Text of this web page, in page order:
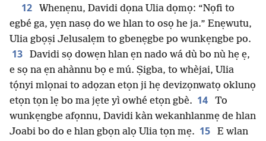
12
Whenẹnu, Davidi dọna Ulia dọmọ: “Nọfi to
egbé ga, yẹn nasọ do we hlan to osọ he ja.” Enẹwutu,
Ulia gbọṣi Jelusalẹm to gbenẹgbe po wunkẹngbe po.
13
Davidi sọ dowẹn hlan ẹn nado wá dù bo nù hẹ ẹ,
e sọ na ẹn ahànnu bọ e mú. Ṣigba, to whèjai, Ulia
tọ́nyi mlọnai to adọzan etọn ji hẹ devizọnwatọ oklunọ
etọn tọn lẹ bo ma jẹte yì owhé etọn gbè. 14
To
wunkẹngbe afọnnu, Davidi kàn wekanhlanmẹ de hlan
Joabi bo do e hlan gbọn alọ Ulia tọn mẹ. 15
E wlan